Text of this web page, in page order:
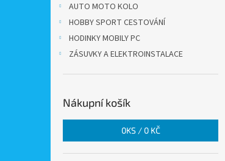
AUTO MOTO KOLO
HOBBY SPORT CESTOVÁNÍ
HODINKY MOBILY PC
ZÁSUVKY A ELEKTROINSTALACE
Nákupní košík
0KS / 0 KČ